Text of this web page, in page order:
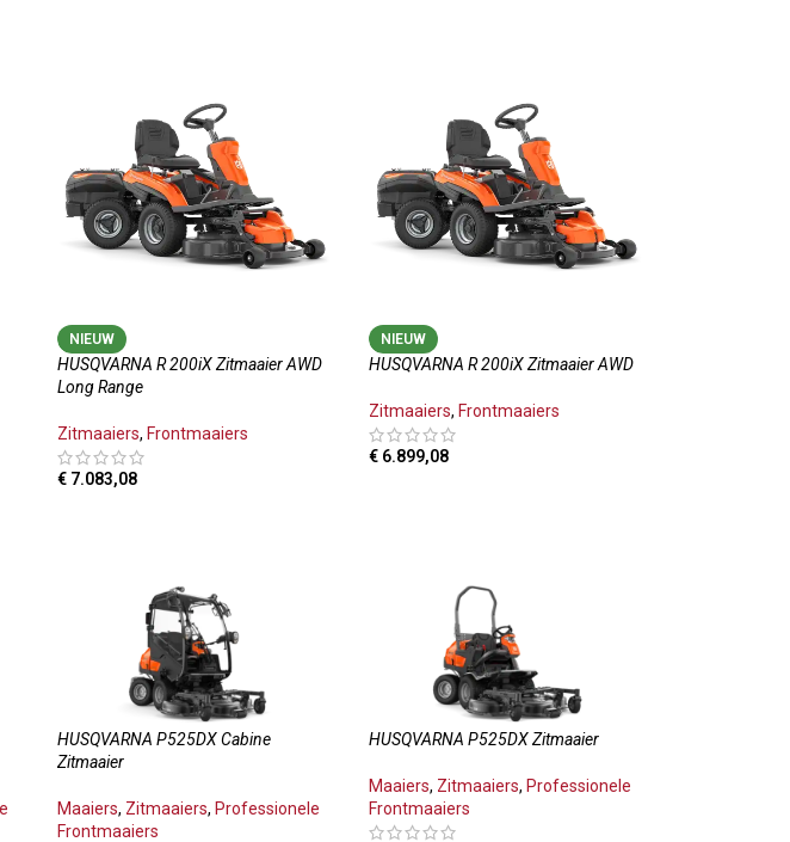
NIEUW
HUSQVARNA R 200iX Zitmaaier AWD
Long Range
Zitmaaiers, Frontmaaiers
€ 7.083,08
NIEUW
HUSQVARNA R 200iX Zitmaaier AWD
Zitmaaiers, Frontmaaiers
€ 6.899,08
HUSQVARNA P525DX Cabine
Zitmaaier
Maaiers, Zitmaaiers, Professionele
Frontmaaiers
HUSQVARNA P525DX Zitmaaier
Maaiers, Zitmaaiers, Professionele
Frontmaaiers